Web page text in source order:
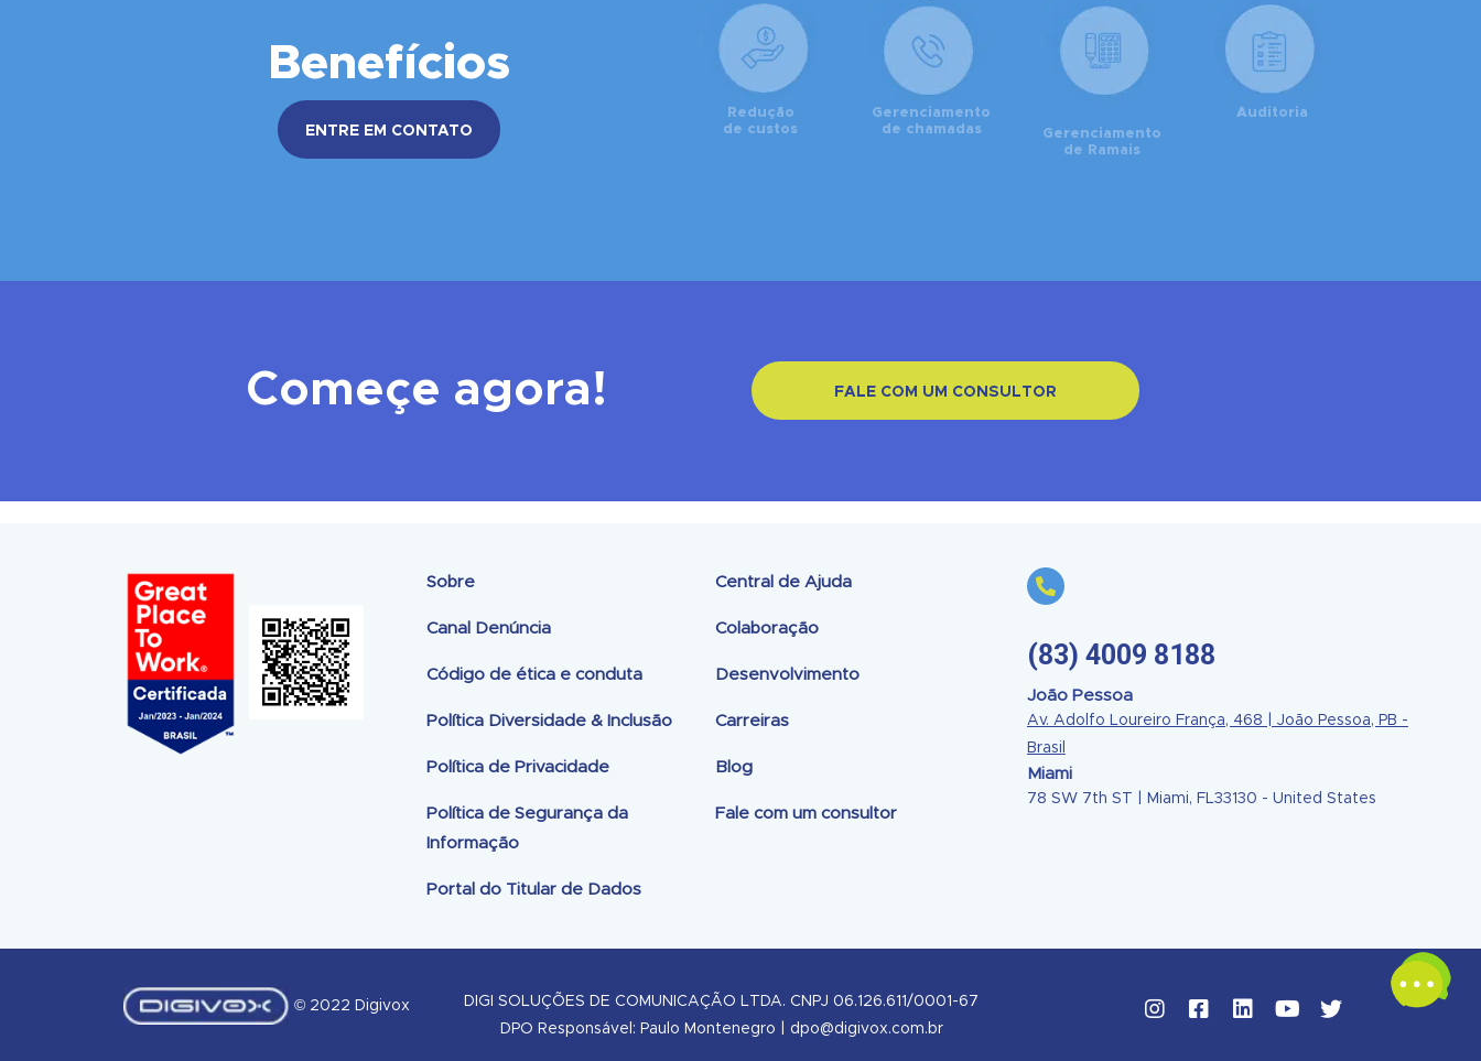
Benefícios
ENTRE EM CONTATO
Redução
de custos
Gerenciamento
de chamadas
Gerenciamento
de Ramais
Auditoria
Começe agora! FALE COM UM CONSULTOR
Sobre
Canal Denúncia
Código de ética e conduta
Política Diversidade & Inclusão
Política de Privacidade
Política de Segurança da
Informação
Portal do Titular de Dados
Central de Ajuda
Colaboração
Desenvolvimento
Carreiras
Blog
Fale com um consultor
(83) 4009 8188
João Pessoa
Av. Adolfo Loureiro França, 468 | João Pessoa, PB -
Brasil
Miami
78 SW 7th ST | Miami, FL33130 - United States
© 2022 Digivox
DIGI SOLUÇÕES DE COMUNICAÇÃO LTDA. CNPJ 06.126.611/0001-67
DPO Responsável: Paulo Montenegro | dpo@digivox.com.br